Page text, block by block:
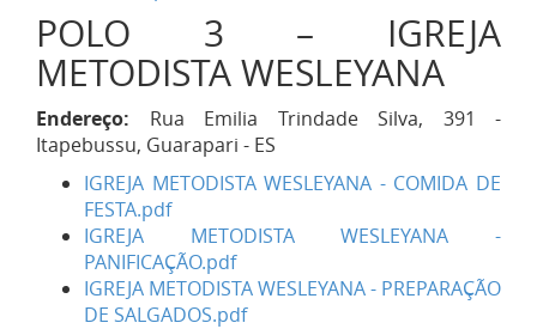
POLO 3 – IGREJA
METODISTA WESLEYANA
Endereço:
Rua Emilia Trindade Silva, 391 -
Itapebussu, Guarapari - ES
IGREJA METODISTA WESLEYANA - COMIDA DE
FESTA.pdf
IGREJA METODISTA WESLEYANA -
PANIFICAÇÃO.pdf
IGREJA METODISTA WESLEYANA - PREPARAÇÃO
DE SALGADOS.pdf